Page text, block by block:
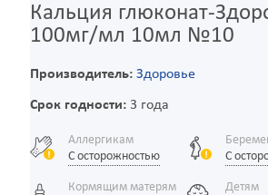
Кальция глюконат-
100мг/мл 10мл №10
Производитель: Здоровье
Срок годности:3 года
Аллергикам
С осторожностью
С
Кормящим матерям
Детям